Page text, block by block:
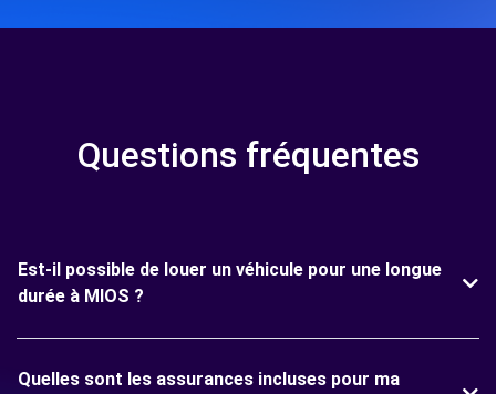
Questions fréquentes
Est-il possible de louer un véhicule pour une longue
durée à MIOS ?
Quelles sont les assurances incluses pour ma